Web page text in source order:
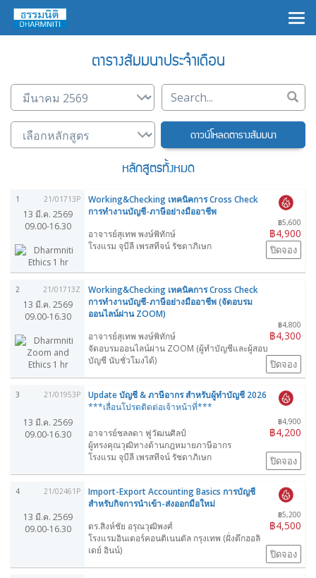
ตารางสัมมนาประจำเดือน
ดาวน์โหลดตารางสัมมนา
หลักสูตรทั้งหมด
1 21/01713P
13 มี.ค. 2569
09.00-16.30
Working&Checking เทคนิคการ Cross Check
การทำงานบัญชี-ภาษีอย่างมืออาชีพ
฿5,600
฿4,900
อาจารย์สุเทพ พงษ์พิทักษ์
โรงแรม จุบีลี เพรสทีจน์ รัชดาภิเษก
ปิดจอง
2 21/01713Z
13 มี.ค. 2569
09.00-16.30
Working&Checking เทคนิคการ Cross Check
การทำงานบัญชี-ภาษีอย่างมืออาชีพ (จัดอบรม
ออนไลน์ผ่าน ZOOM)
฿4,800
฿4,300
อาจารย์สุเทพ พงษ์พิทักษ์
จัดอบรมออนไลน์ผ่าน ZOOM (ผู้ทำบัญชีและผู้สอบ
บัญชี นับชั่วโมงได้)
ปิดจอง
3 21/01953P
13 มี.ค. 2569
09.00-16.30
Update บัญชี & ภาษีอากร สำหรับผู้ทำบัญชี 2026
***เลื่อนโปรดติดต่อเจ้าหน้าที่***
฿4,900
฿4,200
อาจารย์ชลลดา ฟูวัฒนศิลป์
ผู้ทรงคุณวุฒิทางด้านกฎหมายภาษีอากร
โรงแรม จุบีลี เพรสทีจน์ รัชดาภิเษก
ปิดจอง
4 21/02461P
13 มี.ค. 2569
09.00-16.30
Import-Export Accounting Basics การบัญชี
สำหรับกิจการนำเข้า-ส่งออกมือใหม่
฿5,200
฿4,500
ดร.สิงห์ชัย อรุณวุฒิพงศ์
โรงแรมอินเตอร์คอนติเนนตัล กรุงเทพ (ฝั่งตึกฮอลิ
เดย์ อินน์)
ปิดจอง
×